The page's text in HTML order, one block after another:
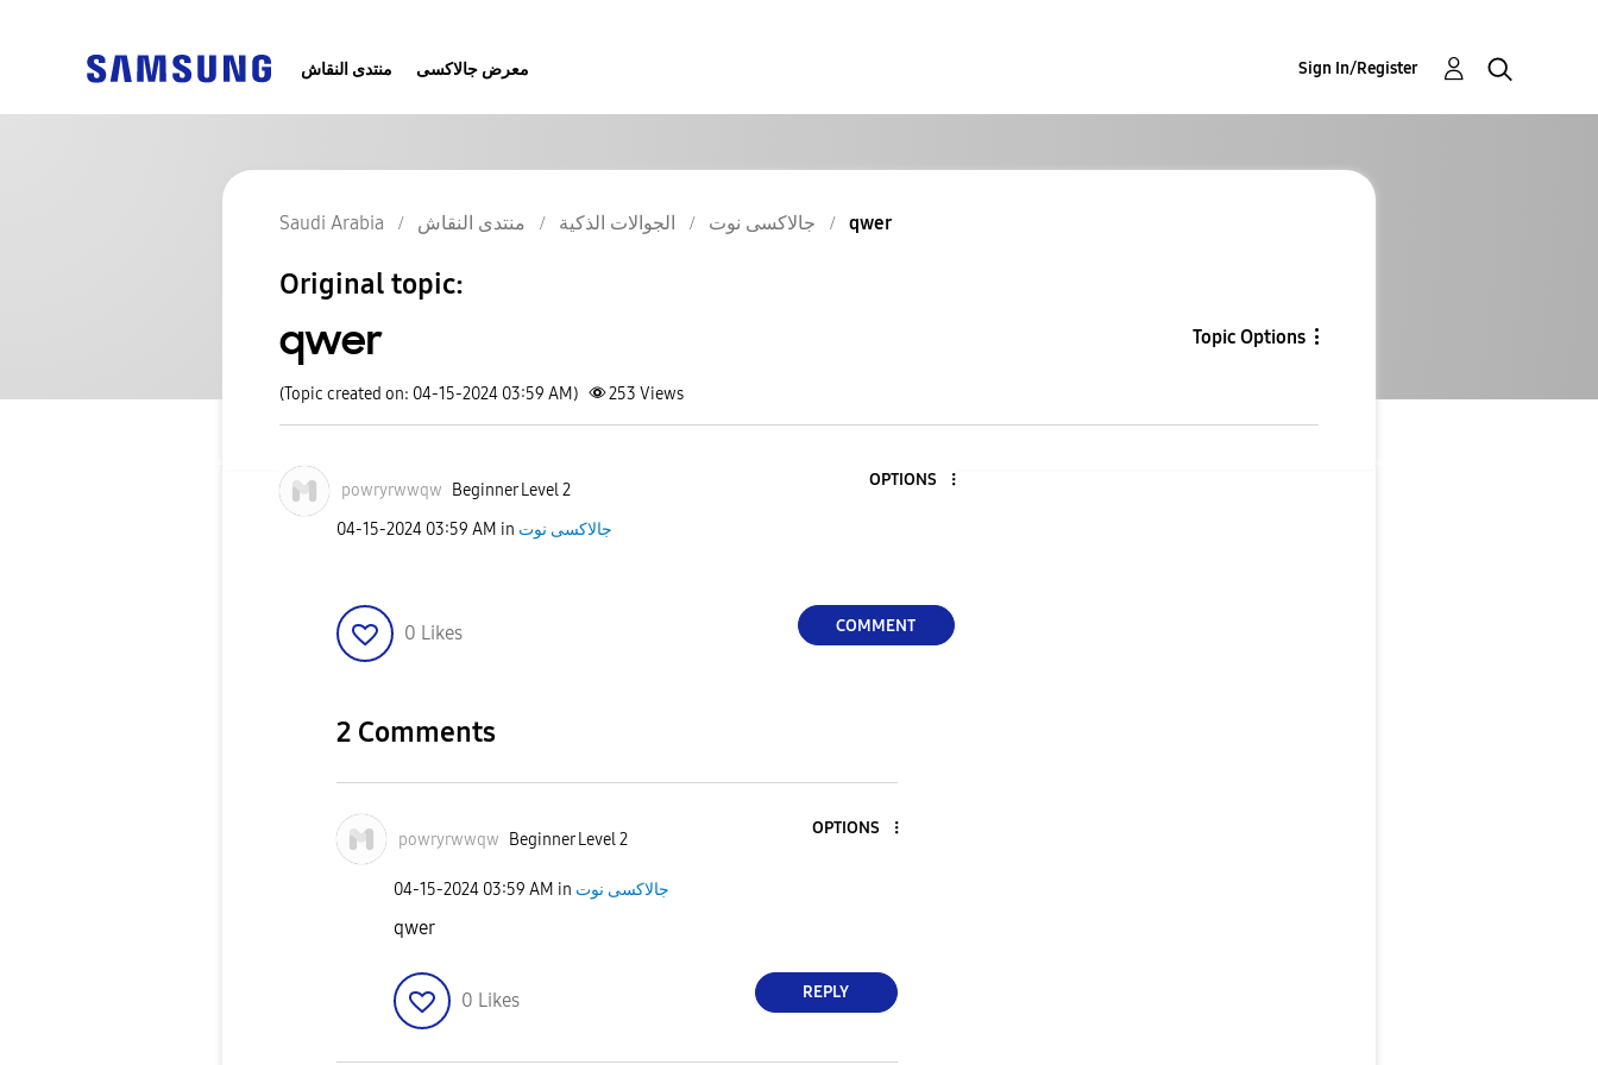
منتدى النقاش معرض جالاكسى Sign In/Register
Saudi Arabia منتدى النقاش الجوالات الذكية جالاكسى نوت qwer
Original topic:
qwer Topic Options
(Topic created on: 04-15-2024 03:59 AM) 253 Views
powryrwwqw Beginner Level 2
OPTIONS
‎04-15-2024 03:59 AM in جالاكسى نوت
0 Likes COMMENT
2 Comments
powryrwwqw Beginner Level 2
OPTIONS
‎04-15-2024 03:59 AM in جالاكسى نوت
qwer
0 Likes REPLY